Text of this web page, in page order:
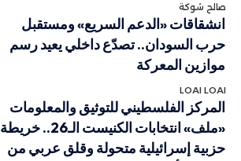
صالح شوكة
انشقاقات «الدعم السريع» ومستقبل
حرب السودان.. تصدّع داخلي يعيد رسم
موازين المعركة
LOAI LOAI
المركز الفلسطيني للتوثيق والمعلومات
«ملف» انتخابات الكنيست الـ26.. خريطة
حزبية إسرائيلية متحولة وقلق عربي من